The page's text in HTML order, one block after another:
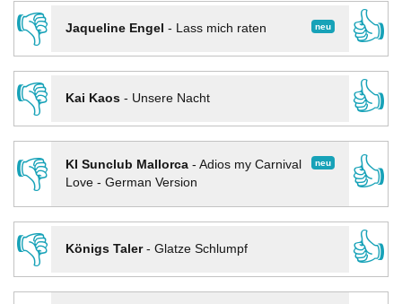
👎
neu
Jaqueline Engel - Lass mich raten
👍
👎
Kai Kaos- Unsere Nacht
👍
👎
neu
KI Sunclub Mallorca- Adios my Carnival
Love - German Version
👍
👎
Königs Taler- Glatze Schlumpf
👍